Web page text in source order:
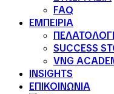
FAQ
ΕΜΠΕΙΡΙΑ
SUCCESS
VNG
INSIGHTS
ΕΠΙΚΟΙΝΩΝΙΑ